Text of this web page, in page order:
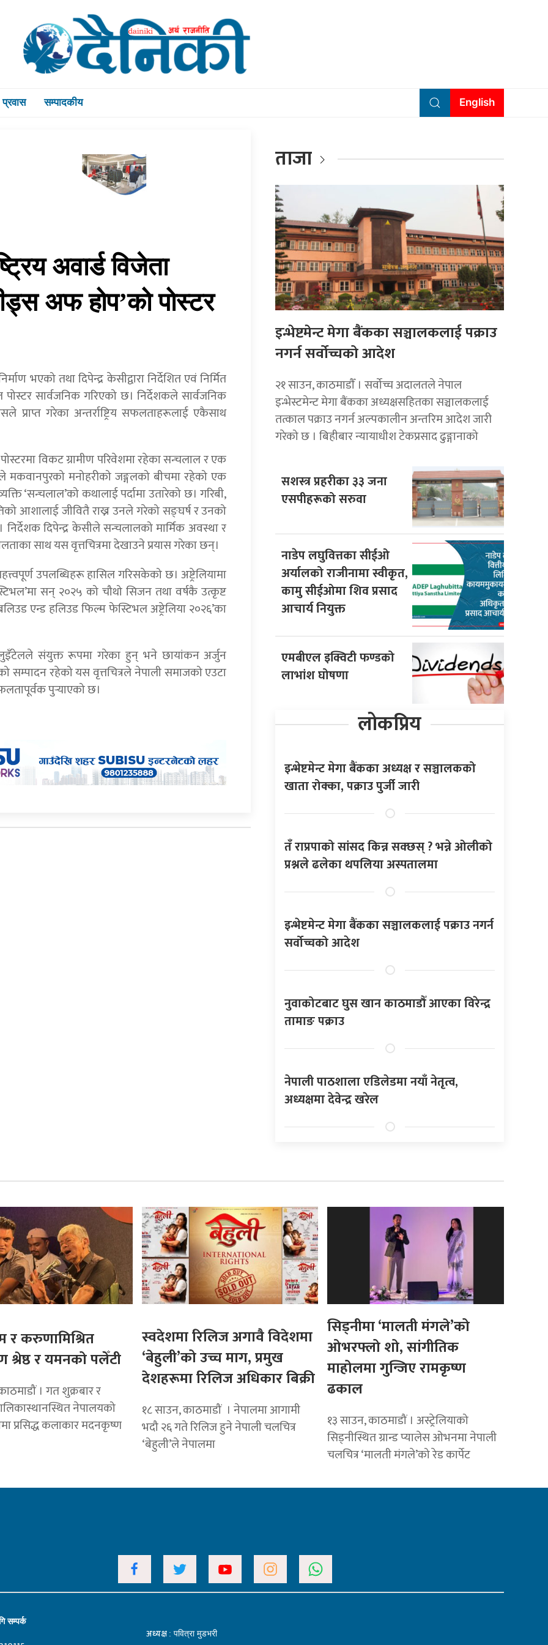
प्रवास सम्पादकीय English
अवार्ड विजेता
अफ होप’को पोस्टर
भएको तथा दिपेन्द्र केसीद्वारा निर्देशित एवं निर्मित
सार्वजनिक गरिएको छ। निर्देशकले सार्वजनिक
प्राप्त गरेका अन्तर्राष्ट्रिय सफलताहरूलाई एकैसाथ
विकट ग्रामीण परिवेशमा रहेका सन्चलाल र एक
मनोहरीको जङ्गलको बीचमा रहेको एक
‘सन्चलाल’को कथालाई पर्दामा उतारेको छ। गरिबी,
आशालाई जीवितै राख्न उनले गरेको सङ्घर्ष र उनको
दिपेन्द्र केसीले सन्चलालको मार्मिक अवस्था र
साथ यस वृत्तचित्रमा देखाउने प्रयास गरेका छन्।
उपलब्धिहरू हासिल गरिसकेको छ। अष्ट्रेलियामा
सन् २०२५ को चौथो सिजन तथा वर्षकै उत्कृष्ट
एन्ड हलिउड फिल्म फेस्टिभल अष्ट्रेलिया २०२६’का
लुइँटेलले संयुक्त रूपमा गरेका हुन् भने छायांकन अर्जुन
सम्पादन रहेको यस वृत्तचित्रले नेपाली समाजको एउटा
पुर्‍याएको छ।
ताजा
इन्भेष्टमेन्ट मेगा बैंकका सञ्चालकलाई पक्राउ
नगर्न सर्वोच्चको आदेश
२१ साउन, काठमाडाैँ । सर्वोच्च अदालतले नेपाल
इन्भेस्टमेन्ट मेगा बैंकका अध्यक्षसहितका सञ्चालकलाई
तत्काल पक्राउ नगर्न अल्पकालीन अन्तरिम आदेश जारी
गरेको छ । बिहीबार न्यायाधीश टेकप्रसाद ढुङ्गानाको
सशस्त्र प्रहरीका ३३ जना
एसपीहरूको सरुवा
नाडेप लघुवित्तका सीईओ
अर्यालको राजीनामा स्वीकृत,
कामु सीईओमा शिव प्रसाद
आचार्य नियुक्त
एमबीएल इक्विटी फण्डको
लाभांश घोषणा
लोकप्रिय
इन्भेष्टमेन्ट मेगा बैंकका अध्यक्ष र सञ्चालकको
खाता रोक्का, पक्राउ पुर्जी जारी
तँ राप्रपाको सांसद किन्न सक्छस् ? भन्ने ओलीको
प्रश्नले ढलेका थपलिया अस्पतालमा
इन्भेष्टमेन्ट मेगा बैंकका सञ्चालकलाई पक्राउ नगर्न
सर्वोच्चको आदेश
नुवाकोटबाट घुस खान काठमाडौँ आएका विरेन्द्र
तामाङ पक्राउ
नेपाली पाठशाला एडिलेडमा नयाँ नेतृत्व,
अध्यक्षमा देवेन्द्र खरेल
र करुणामिश्रित
र यमनको पलेँटी
। गत शुक्रबार र
नेपालयको
प्रसिद्ध कलाकार मदनकृष्ण
स्वदेशमा रिलिज अगावै विदेशमा
‘बेहुली’को उच्च माग, प्रमुख
देशहरूमा रिलिज अधिकार बिक्री
१८ साउन, काठमाडौं । नेपालमा आगामी
भदौ २६ गते रिलिज हुने नेपाली चलचित्र
‘बेहुली’ले नेपालमा
सिड्नीमा ‘मालती मंगले’को
ओभरफ्लो शो, सांगीतिक
माहोलमा गुन्जिए रामकृष्ण
ढकाल
१३ साउन, काठमाडौं । अस्ट्रेलियाको
सिड्नीस्थित ग्रान्ड प्यालेस ओभनमा नेपाली
चलचित्र ‘मालती मंगले’को रेड कार्पेट
सम्पर्क
अध्यक्ष : पवित्रा मुडभरी